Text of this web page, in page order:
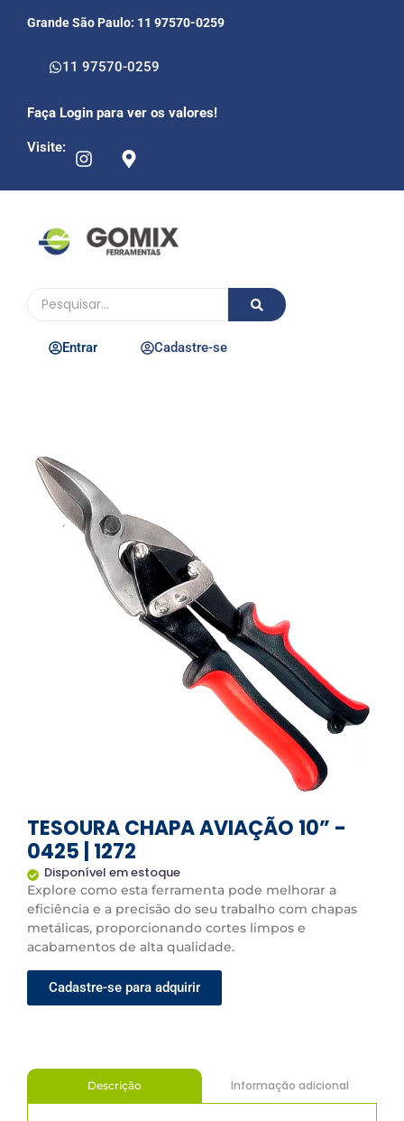
Grande São Paulo: 11 97570-0259
11 97570-0259
Faça Login para ver os valores!
Visite:
Entrar Cadastre-se
TESOURA CHAPA AVIAÇÃO 10” -
0425 | 1272
Disponível em estoque
Explore como esta ferramenta pode melhorar a
eficiência e a precisão do seu trabalho com chapas
metálicas, proporcionando cortes limpos e
acabamentos de alta qualidade.
Cadastre-se para adquirir
Descrição Informação adicional